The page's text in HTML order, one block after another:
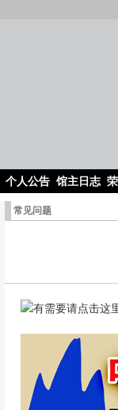
个人公告 馆主日志
常见问题